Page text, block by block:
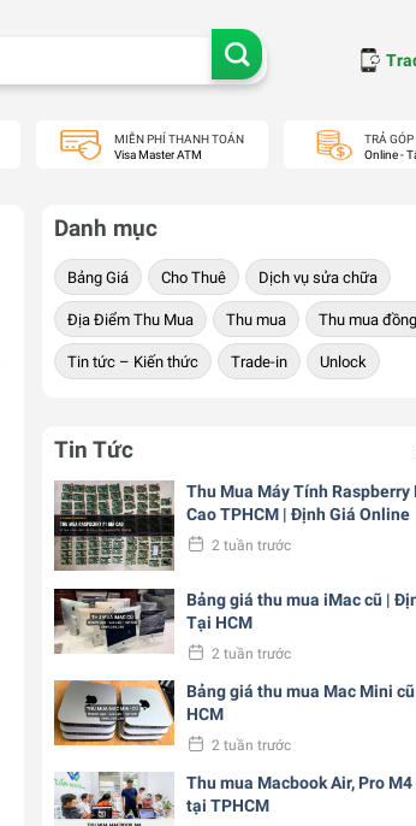
MIỄN PHÍ THANH TOÁN
Visa Master ATM
TRẢ
Online -
Danh mục
Bảng Giá Cho Thuê Dịch vụ sửa chữa
Địa Điểm Thu Mua Thu mua Thu mua
Tin tức – Kiến thức Trade-in Unlock
Tin Tức
Thu Mua Máy Tính Raspberry
Cao TPHCM | Định Giá Online
2 tuần trước
Bảng giá thu mua iMac cũ |
Tại HCM
2 tuần trước
Bảng giá thu mua Mac Mini
HCM
2 tuần trước
Thu mua Macbook Air, Pro
tại TPHCM